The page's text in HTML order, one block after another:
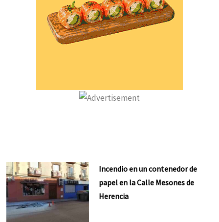
Incendio en un contenedor de
papel en la Calle Mesones de
Herencia